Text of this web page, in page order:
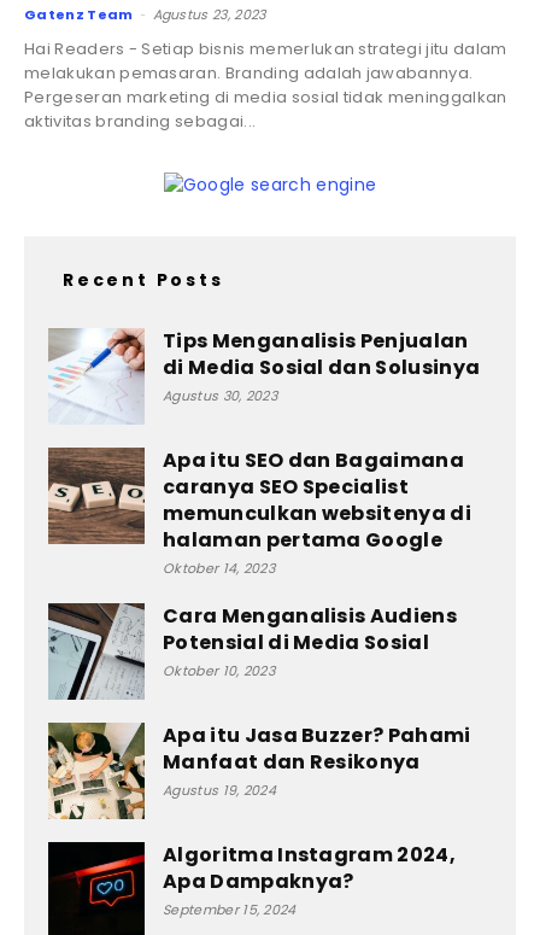
Gatenz Team - Agustus 23, 2023
Hai Readers - Setiap bisnis memerlukan strategi jitu dalam
melakukan pemasaran. Branding adalah jawabannya.
Pergeseran marketing di media sosial tidak meninggalkan
aktivitas branding sebagai...
Recent Posts
Tips Menganalisis Penjualan
di Media Sosial dan Solusinya
Agustus 30, 2023
Apa itu SEO dan Bagaimana
caranya SEO Specialist
memunculkan websitenya di
halaman pertama Google
Oktober 14, 2023
Cara Menganalisis Audiens
Potensial di Media Sosial
Oktober 10, 2023
Apa itu Jasa Buzzer? Pahami
Manfaat dan Resikonya
Agustus 19, 2024
Algoritma Instagram 2024,
Apa Dampaknya?
September 15, 2024